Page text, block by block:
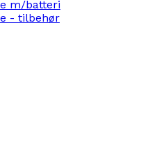
m/batteri
- tilbehør